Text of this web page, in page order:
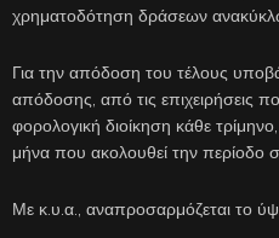
χρηματοδότηση δράσεων
Για την απόδοση του τέλους
απόδοσης, από τις επιχειρήσεις
φορολογική διοίκηση κάθε
μήνα που ακολουθεί την περίοδο
Με κ.υ.α., αναπροσαρμόζεται το